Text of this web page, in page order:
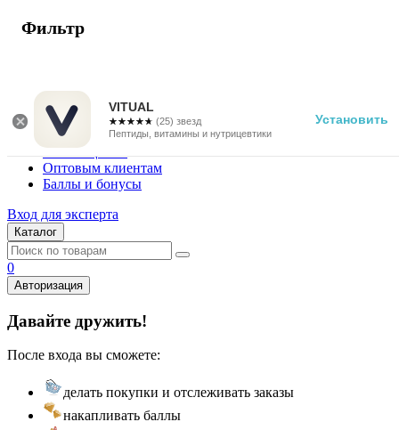
VITUAL
☆☆☆☆☆
★★★★★ (25) звезд
Пептиды, витамины и нутрицевтики
Установить
г. Москва
Vitual Peptide
+7 (800) 101-13-25
Специалистам
Поставщикам
Оптовым клиентам
Баллы и бонусы
Вход для эксперта
Каталог
0
Авторизация
Давайте дружить!
После входа вы сможете:
делать покупки и отслеживать заказы
накапливать баллы
Фильтр